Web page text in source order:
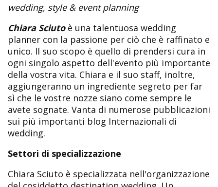
wedding, style & event planning
Chiara Sciutoè una talentuosa wedding
planner con la passione per ciò che è raffinato e
unico. Il suo scopo è quello di prendersi cura in
ogni singolo aspetto dell'evento più importante
della vostra vita. Chiara e il suo staff, inoltre,
aggiungeranno un ingrediente segreto per far
sì che le vostre nozze siano come sempre le
avete sognate. Vanta di numerose pubblicazioni
sui più importanti blog Internazionali di
wedding.
Settori di specializzazione
Chiara Sciuto è specializzata nell'organizzazione